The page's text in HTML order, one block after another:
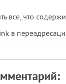
все, что
в